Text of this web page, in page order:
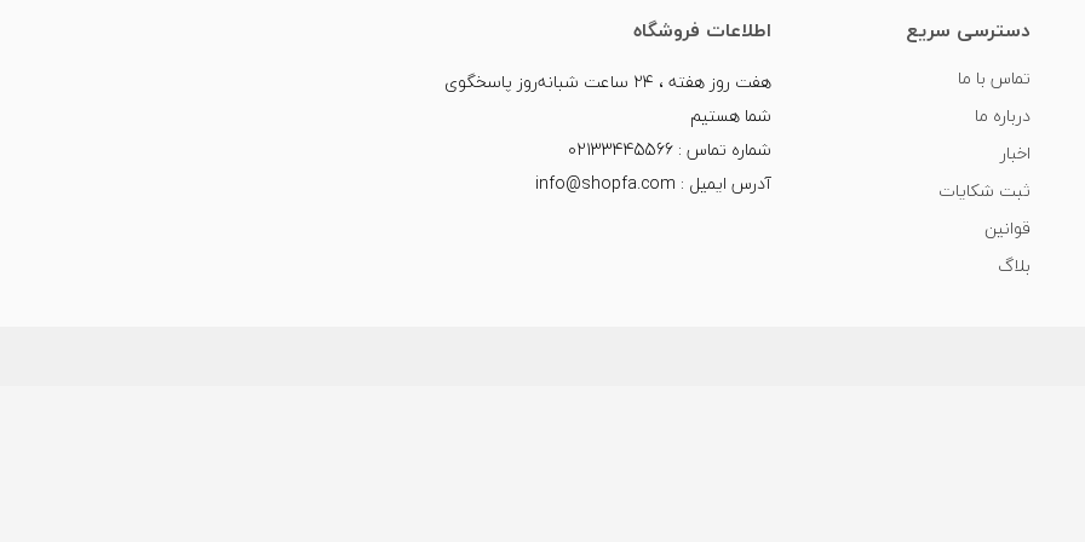
دسترسی سریع
تماس با ما
درباره ما
اخبار
ثبت شکایات
قوانین
بلاگ
اطلاعات فروشگاه
هفت روز هفته ، ۲۴ ساعت شبانه‌روز پاسخگوی
شما هستیم
شماره تماس : 02133445566
آدرس ایمیل : info@shopfa.com